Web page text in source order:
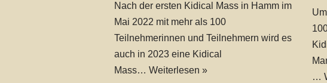
Nach der ersten Kidical Mass in Hamm im
Mai 2022 mit mehr als 100
Teilnehmerinnen und Teilnehmern wird es
auch in 2023 eine Kidical
Mass… Weiterlesen »
…